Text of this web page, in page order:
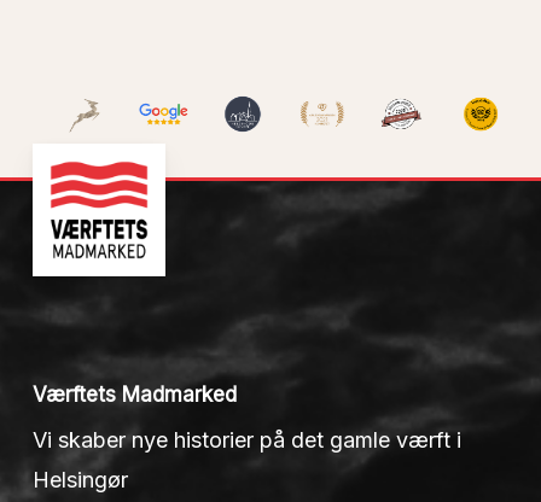
Værftets Madmarked
Vi skaber nye historier på det gamle værft i
Helsingør